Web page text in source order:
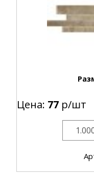
Цена: 77р/шт